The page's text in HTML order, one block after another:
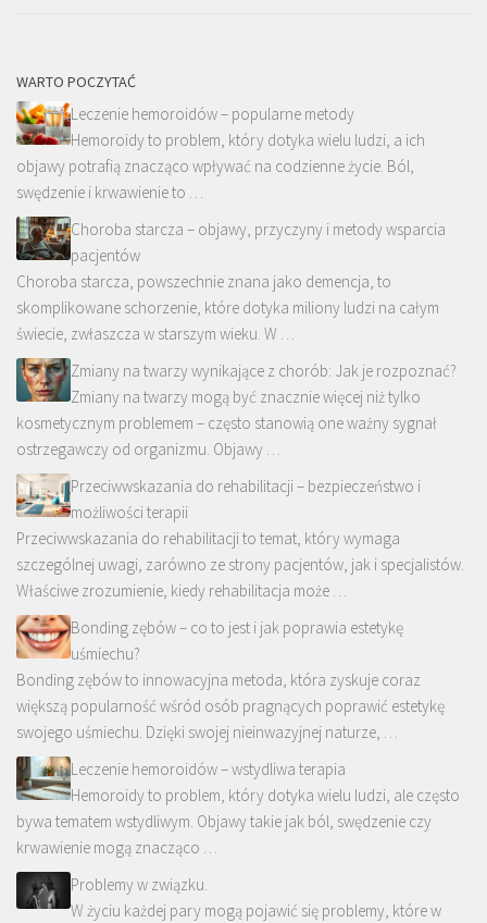
WARTO POCZYTAĆ
Leczenie hemoroidów – popularne metody
Hemoroidy to problem, który dotyka wielu ludzi, a ich
objawy potrafią znacząco wpływać na codzienne życie. Ból,
swędzenie i krwawienie to …
Choroba starcza – objawy, przyczyny i metody wsparcia
pacjentów
Choroba starcza, powszechnie znana jako demencja, to
skomplikowane schorzenie, które dotyka miliony ludzi na całym
świecie, zwłaszcza w starszym wieku. W …
Zmiany na twarzy wynikające z chorób: Jak je rozpoznać?
Zmiany na twarzy mogą być znacznie więcej niż tylko
kosmetycznym problemem – często stanowią one ważny sygnał
ostrzegawczy od organizmu. Objawy …
Przeciwwskazania do rehabilitacji – bezpieczeństwo i
możliwości terapii
Przeciwwskazania do rehabilitacji to temat, który wymaga
szczególnej uwagi, zarówno ze strony pacjentów, jak i specjalistów.
Właściwe zrozumienie, kiedy rehabilitacja może …
Bonding zębów – co to jest i jak poprawia estetykę
uśmiechu?
Bonding zębów to innowacyjna metoda, która zyskuje coraz
większą popularność wśród osób pragnących poprawić estetykę
swojego uśmiechu. Dzięki swojej nieinwazyjnej naturze, …
Leczenie hemoroidów – wstydliwa terapia
Hemoroidy to problem, który dotyka wielu ludzi, ale często
bywa tematem wstydliwym. Objawy takie jak ból, swędzenie czy
krwawienie mogą znacząco …
Problemy w związku.
W życiu każdej pary mogą pojawić się problemy, które w